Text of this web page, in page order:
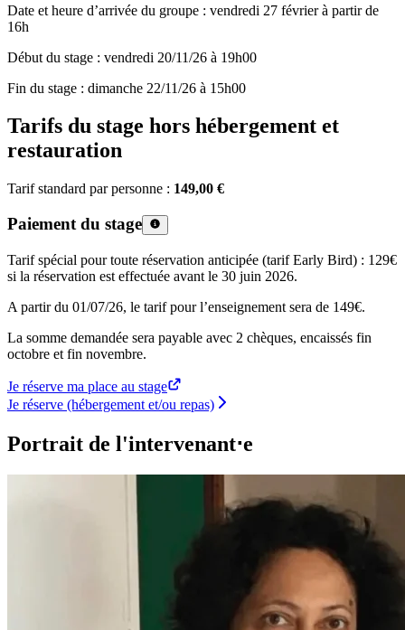
Date et heure d’arrivée du groupe : vendredi 27 février à partir de
16h
Début du stage : vendredi 20/11/26 à 19h00
Fin du stage : dimanche 22/11/26 à 15h00
Tarifs du stage hors hébergement et
restauration
Tarif standard par personne : 149,00 €
Paiement du stage
Tarif spécial pour toute réservation anticipée (tarif Early Bird) : 129€
si la réservation est effectuée avant le 30 juin 2026.
A partir du 01/07/26, le tarif pour l’enseignement sera de 149€.
La somme demandée sera payable avec 2 chèques, encaissés fin
octobre et fin novembre.
Je réserve ma place au stage
Je réserve (hébergement et/ou repas)
Portrait de l'intervenant⋅e